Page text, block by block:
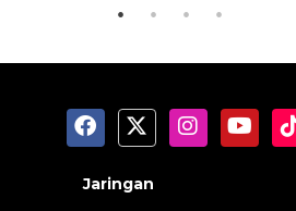
Jaringan